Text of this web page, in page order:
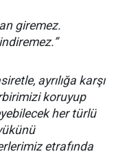
giremez.
ayrılığa karşı
koruyup
her türlü
etrafında